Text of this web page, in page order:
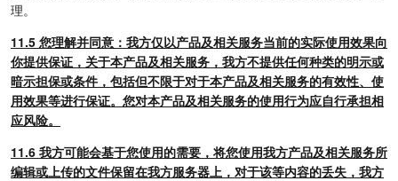
理。
11.5 您理解并同意：我方仅以产品及相关服务当前的实际使用效果向
你提供保证，关于本产品及相关服务，我方不提供任何种类的明示或
暗示担保或条件，包括但不限于对于本产品及相关服务的有效性、使
用效果等进行保证。您对本产品及相关服务的使用行为应自行承担相
应风险。
11.6 我方可能会基于您使用的需要，将您使用我方产品及相关服务所
编辑或上传的文件保留在我方服务器上，对于该等内容的丢失，我方